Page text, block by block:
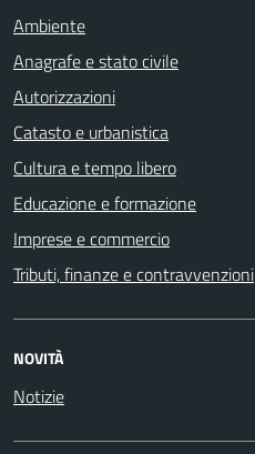
Ambiente
Anagrafe e stato civile
Autorizzazioni
Catasto e urbanistica
Cultura e tempo libero
Educazione e formazione
Imprese e commercio
Tributi, finanze e contravvenzioni
NOVITÀ
Notizie